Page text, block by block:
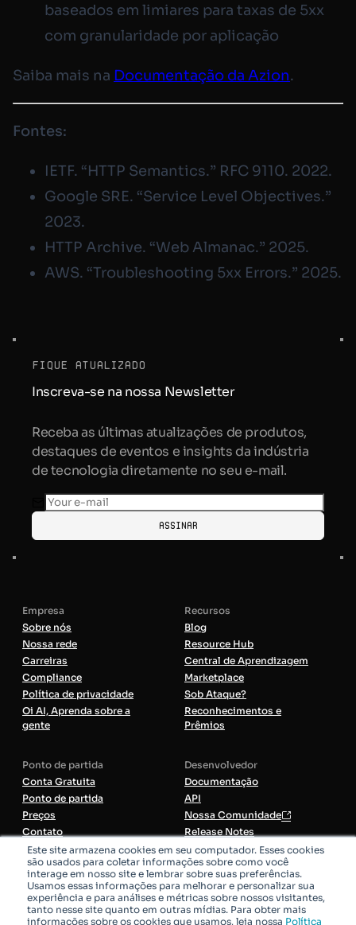
Este site armazena cookies em seu computador. Esses cookies
são usados para coletar informações sobre como você
interage em nosso site e lembrar sobre suas preferências.
Usamos essas informações para melhorar e personalizar sua
experiência e para análises e métricas sobre nossos visitantes,
tanto nesse site quanto em outras mídias. Para obter mais
informações sobre os cookies que usamos, leia nossa Política
baseados em limiares para taxas de 5xx
com granularidade por aplicação
Saiba mais na Documentação da Azion.
Fontes:
IETF. “HTTP Semantics.” RFC 9110. 2022.
Google SRE. “Service Level Objectives.”
2023.
HTTP Archive. “Web Almanac.” 2025.
AWS. “Troubleshooting 5xx Errors.” 2025.
fique atualizado
Inscreva-se na nossa Newsletter
Receba as últimas atualizações de produtos,
destaques de eventos e insights da indústria
de tecnologia diretamente no seu e-mail.
Assinar
Empresa
Sobre nós
Nossa rede
Carreiras
Compliance
Política de privacidade
Oi AI, Aprenda sobre a
gente
Recursos
Blog
Resource Hub
Central de Aprendizagem
Marketplace
Sob Ataque?
Reconhecimentos e
Prêmios
Ponto de partida
Conta Gratuita
Ponto de partida
Preços
Contato
Serviços Profissionais
Desenvolvedor
Documentação
API
Nossa Comunidade
Release Notes
Todos os sistemas operacionais